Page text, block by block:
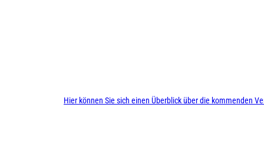
Hier können Sie sich einen Überblick über die kommenden